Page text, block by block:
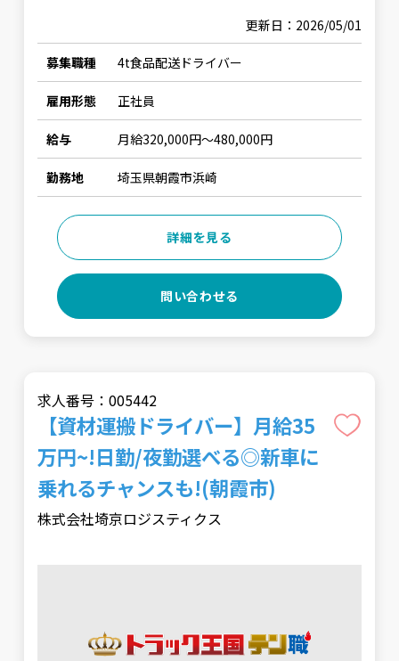
更新日：2026/05/01
募集職種 4t食品配送ドライバー
雇用形態 正社員
給与 月給320,000円〜480,000円
勤務地 埼玉県朝霞市浜崎
詳細を見る
問い合わせる
求人番号：005442
【資材運搬ドライバー】月給35
万円~!日勤/夜勤選べる◎新車に
乗れるチャンスも!(朝霞市)
株式会社埼京ロジスティクス